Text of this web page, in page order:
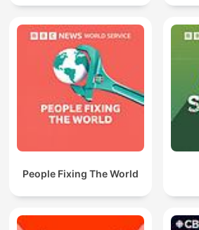
People Fixing The World